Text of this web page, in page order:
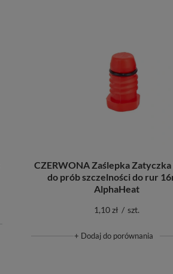
CZERWONA Zaślepka
do prób szczelności do rur
AlphaHeat
1,10 zł / szt.
+ Dodaj do porównania